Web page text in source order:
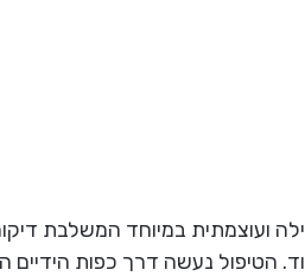
ועוצמתית במיוחד המשלבת
הטיפול נעשה דרך כפות הידיים